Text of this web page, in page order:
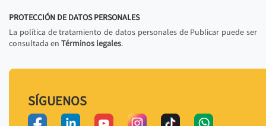
PROTECCIÓN DE DATOS PERSONALES
La política de tratamiento de datos personales de Publicar puede ser
consultada en Términos legales.
SÍGUENOS